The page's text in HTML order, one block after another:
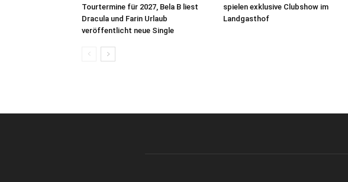
Tourtermine für 2027, Bela B liest
Dracula und Farin Urlaub
veröffentlicht neue Single
spielen exklusive Clubshow im
Landgasthof